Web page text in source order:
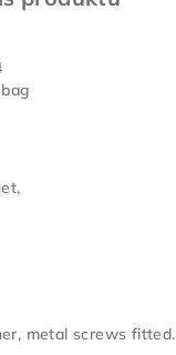
metal screws fitted.